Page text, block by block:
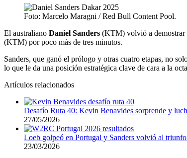
Foto: Marcelo Maragni / Red Bull Content Pool.
El australiano Daniel Sanders (KTM) volvió a demostrar
(KTM) por poco más de tres minutos.
Sanders, que ganó el prólogo y otras cuatro etapas, no
lo que le da una posición estratégica clave de cara a la
Artículos relacionados
Desafío Ruta 40: Kevin Benavides sorprende y
27/05/2026
Loeb golpeó en Portugal y Sanders volvió al
23/03/2026